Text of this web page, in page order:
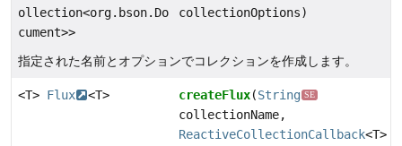
ollection<org.bson.Do
cument>>
collectionOptions)
指定された名前とオプションでコレクションを作成します。
<T> Flux <T> createFlux(String SE
collectionName,
ReactiveCollectionCallback<T>